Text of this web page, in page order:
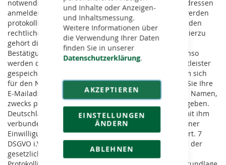
und Inhalte oder Anzeigen-
und Inhaltsmessung.
Weitere Informationen über
die Verwendung Ihrer Daten
finden Sie in unserer
Datenschutzerklärung.
AKZEPTIEREN
EINSTELLUNGEN
ÄNDERN
ABLEHNEN
notwendig, damit sich niemand mit fremden E-Mailadressen
anmelden kann. Die Anmeldungen zum Newsletter werden
protokolliert, um den Anmeldeprozess entsprechend den
rechtlichen Anforderungen nachweisen zu können. Hierzu
gehört die Speicherung des Anmelde- und des
Bestätigungszeitpunkts, als auch der IP-Adresse. Ebenso
werden die Änderungen Ihrer bei dem Versanddienstleister
gespeicherten Daten protokolliert.
Anmeldedaten: Um sich
für den Newsletter anzumelden, reicht es aus, wenn Sie Ihre
E-Mailadresse angeben. Optional bitten wir Sie einen Namen,
zwecks persönlicher Ansprache im Newsletters anzugeben.
Deutschland: Der Versand des Newsletters und die mit ihm
verbundene Erfolgsmessung erfolgt auf Grundlage einer
Einwilligung der Empfänger gem. Art. 6 Abs. 1 lit. a, Art. 7
DSGVO i.V.m § 7 Abs. 2 Nr. 3 UWG bzw. auf Grundlage der
gesetzlichen Erlaubnis gem. § 7 Abs. 3 UWG. Die